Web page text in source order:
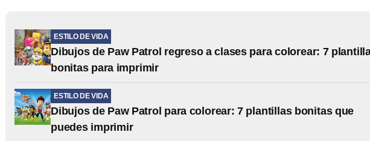
ESTILO DE VIDA
Dibujos de Paw Patrol regreso a clases para colorear: 7
bonitas para imprimir
ESTILO DE VIDA
Dibujos de Paw Patrol para colorear: 7 plantillas bonitas que
puedes imprimir